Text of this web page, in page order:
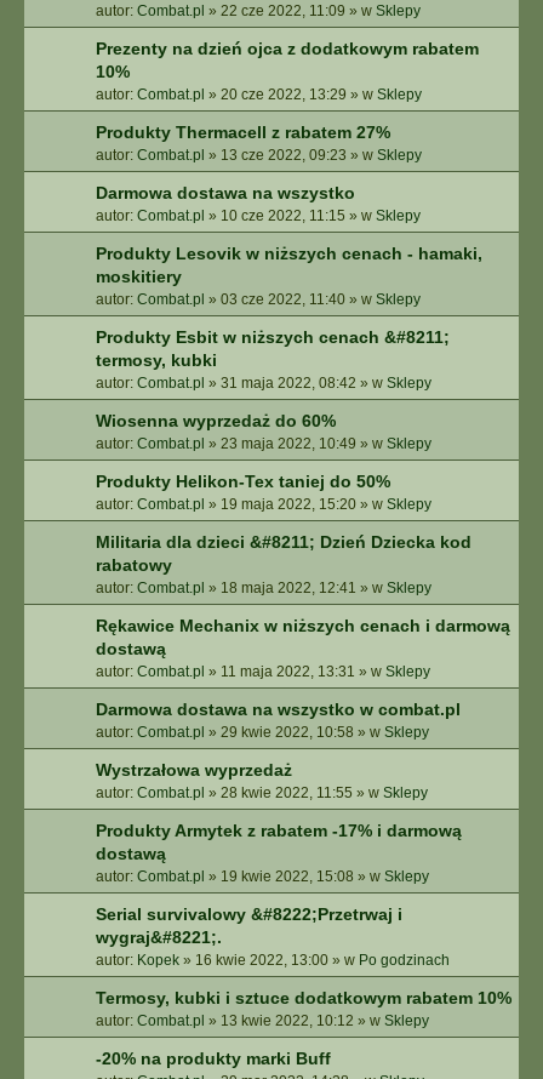
autor: Combat.pl » 22 cze 2022, 11:09 » w Sklepy
Prezenty na dzień ojca z dodatkowym rabatem
10%
autor: Combat.pl » 20 cze 2022, 13:29 » w Sklepy
Produkty Thermacell z rabatem 27%
autor: Combat.pl » 13 cze 2022, 09:23 » w Sklepy
Darmowa dostawa na wszystko
autor: Combat.pl » 10 cze 2022, 11:15 » w Sklepy
Produkty Lesovik w niższych cenach - hamaki,
moskitiery
autor: Combat.pl » 03 cze 2022, 11:40 » w Sklepy
Produkty Esbit w niższych cenach &#8211;
termosy, kubki
autor: Combat.pl » 31 maja 2022, 08:42 » w Sklepy
Wiosenna wyprzedaż do 60%
autor: Combat.pl » 23 maja 2022, 10:49 » w Sklepy
Produkty Helikon-Tex taniej do 50%
autor: Combat.pl » 19 maja 2022, 15:20 » w Sklepy
Militaria dla dzieci &#8211; Dzień Dziecka kod
rabatowy
autor: Combat.pl » 18 maja 2022, 12:41 » w Sklepy
Rękawice Mechanix w niższych cenach i darmową
dostawą
autor: Combat.pl » 11 maja 2022, 13:31 » w Sklepy
Darmowa dostawa na wszystko w combat.pl
autor: Combat.pl » 29 kwie 2022, 10:58 » w Sklepy
Wystrzałowa wyprzedaż
autor: Combat.pl » 28 kwie 2022, 11:55 » w Sklepy
Produkty Armytek z rabatem -17% i darmową
dostawą
autor: Combat.pl » 19 kwie 2022, 15:08 » w Sklepy
Serial survivalowy &#8222;Przetrwaj i
wygraj&#8221;.
autor: Kopek » 16 kwie 2022, 13:00 » w Po godzinach
Termosy, kubki i sztuce dodatkowym rabatem 10%
autor: Combat.pl » 13 kwie 2022, 10:12 » w Sklepy
-20% na produkty marki Buff